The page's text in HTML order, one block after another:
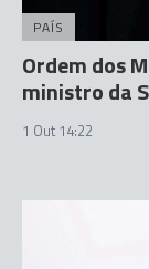
PAÍS
Ordem dos
ministro da
1 Out 14:22